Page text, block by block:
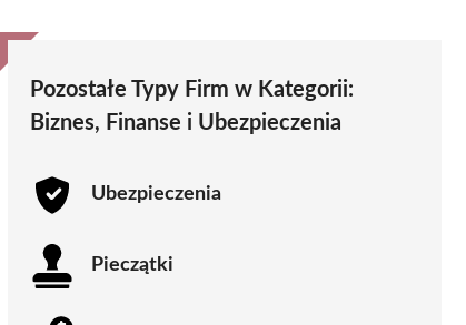
Pozostałe Typy Firm w Kategorii:
Biznes, Finanse i Ubezpieczenia
Ubezpieczenia
Pieczątki